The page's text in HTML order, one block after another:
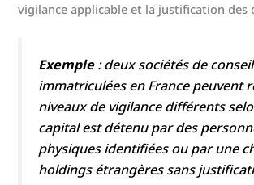
vigilance applicable et la justification des
Exemple: deux sociétés de conseil
immatriculées en France peuvent
niveaux de vigilance différents
capital est détenu par des
physiques identifiées ou par une
holdings étrangères sans